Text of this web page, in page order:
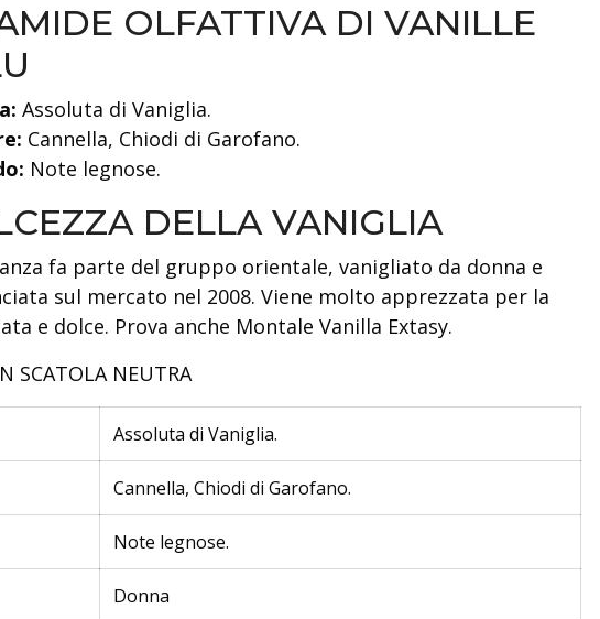
OLFATTIVA DI VANILLE
Assoluta di Vaniglia.
Cannella, Chiodi di Garofano.
Note legnose.
DELLA VANIGLIA
fa parte del gruppo orientale, vanigliato da donna e
sul mercato nel 2008. Viene molto apprezzata per la
e dolce. Prova anche Montale Vanilla Extasy.
SCATOLA NEUTRA
Assoluta di Vaniglia.
Cannella, Chiodi di Garofano.
Note legnose.
Donna